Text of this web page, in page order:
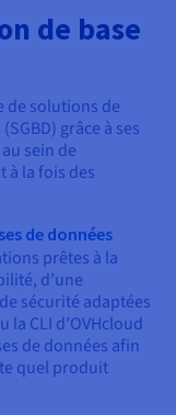
de base
de solutions de
grâce à ses
sein de
à la fois des
de données
prêtes à la
d’une
sécurité adaptées
la CLI d’OVHcloud
de données afin
quel produit